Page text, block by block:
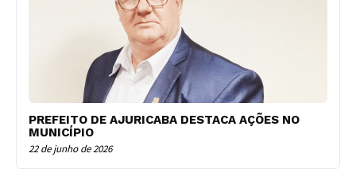
PREFEITO DE AJURICABA DESTACA AÇÕES NO
MUNICÍPIO
22 de junho de 2026